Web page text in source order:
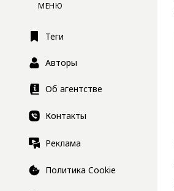
МЕНЮ
Теги
Авторы
Об агентстве
Контакты
Реклама
Политика Cookie